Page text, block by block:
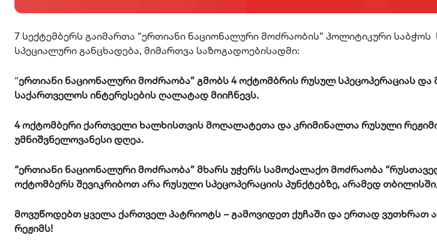
7 სექტემბერს გაიმართა “ერთიანი ნაციონალური მოძრაობის” პოლიტიკური
სპეციალური განცხადება, მიმართვა საზოგადოებისადმი:
“ერთიანი ნაციონალური მოძრაობა” გმობს 4 ოქტომბრის რუსულ სპეცოპერაციას და
საქართველოს ინტერესების ღალატად მიიჩნევს.
4 ოქტომბერი ქართველი ხალხისთვის მოღალატეთა და კრიმინალთა რუსული
უმნიშვნელოვანესი დღეა.
“ერთიანი ნაციონალური მოძრაობა” მხარს უჭერს სამოქალაქო მოძრაობა
ოქტომბერს შევიკრიბოთ არა რუსული სპეცოპერაციის პუნქტებზე, არამედ
მოვუწოდებთ ყველა ქართველ პატრიოტს – გამოვიდეთ ქუჩაში და ერთად ვუთხრათ
რეჟიმს!